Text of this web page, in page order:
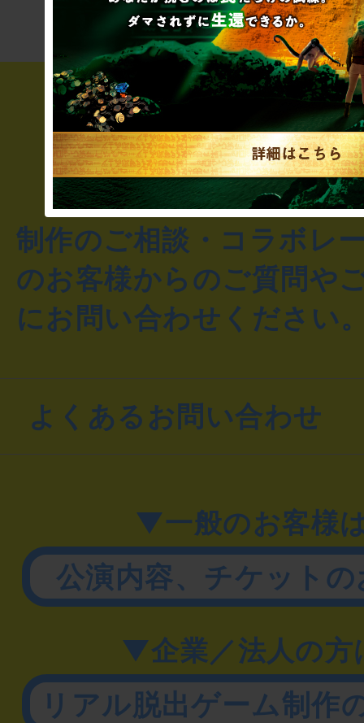
制作のご相談・コラボレ
のお客様からのご質問や
にお問い合わせください
よくあるお問い合わせ
▼一般のお客様
公演内容、チケット
▼企業／法人の方
リアル脱出ゲーム制作